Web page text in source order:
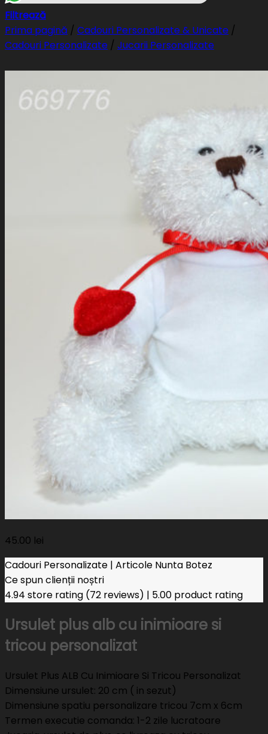
Filtrează
Prima pagină / Cadouri Personalizate & Unicate /
Cadouri Personalizate / Jucarii Personalizate
45.00 lei
Cadouri Personalizate | Articole Nunta Botez
Ce spun clienții noștri
4.94 store rating (72 reviews) | 5.00 product rating
Ursulet plus alb cu inimioare si
tricou personalizat
Ursulet Plus ALB Cu Inimioare Si Tricou Personalizat
Dimensiune ursulet: 20 cm ( in sezut)
Dimensiune spatiu personalizare tricou 7cm x 6cm
Termen executie comanda: 1-2 zile lucratoare